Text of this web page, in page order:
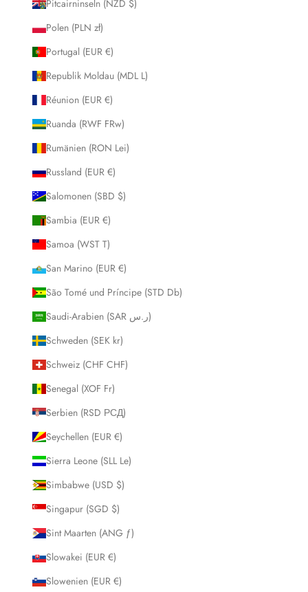
Pitcairninseln (NZD $)
Polen (PLN zł)
Portugal (EUR €)
Republik Moldau (MDL L)
Réunion (EUR €)
Ruanda (RWF FRw)
Rumänien (RON Lei)
Russland (EUR €)
Salomonen (SBD $)
Sambia (EUR €)
Samoa (WST T)
San Marino (EUR €)
São Tomé und Príncipe (STD Db)
Saudi-Arabien (SAR ر.س)
Schweden (SEK kr)
Schweiz (CHF CHF)
Senegal (XOF Fr)
Serbien (RSD РСД)
Seychellen (EUR €)
Sierra Leone (SLL Le)
Simbabwe (USD $)
Singapur (SGD $)
Sint Maarten (ANG ƒ)
Slowakei (EUR €)
Slowenien (EUR €)